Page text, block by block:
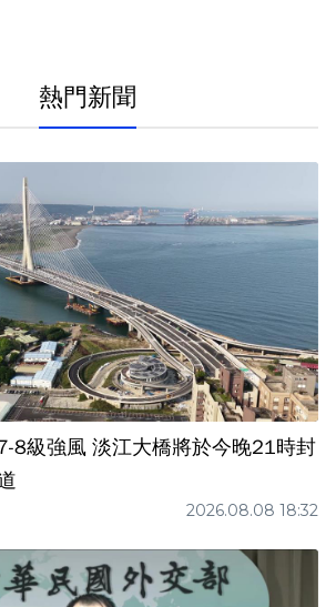
熱門新聞
8級強風 淡江大橋將於今晚21時封
2026.08.08 18:32